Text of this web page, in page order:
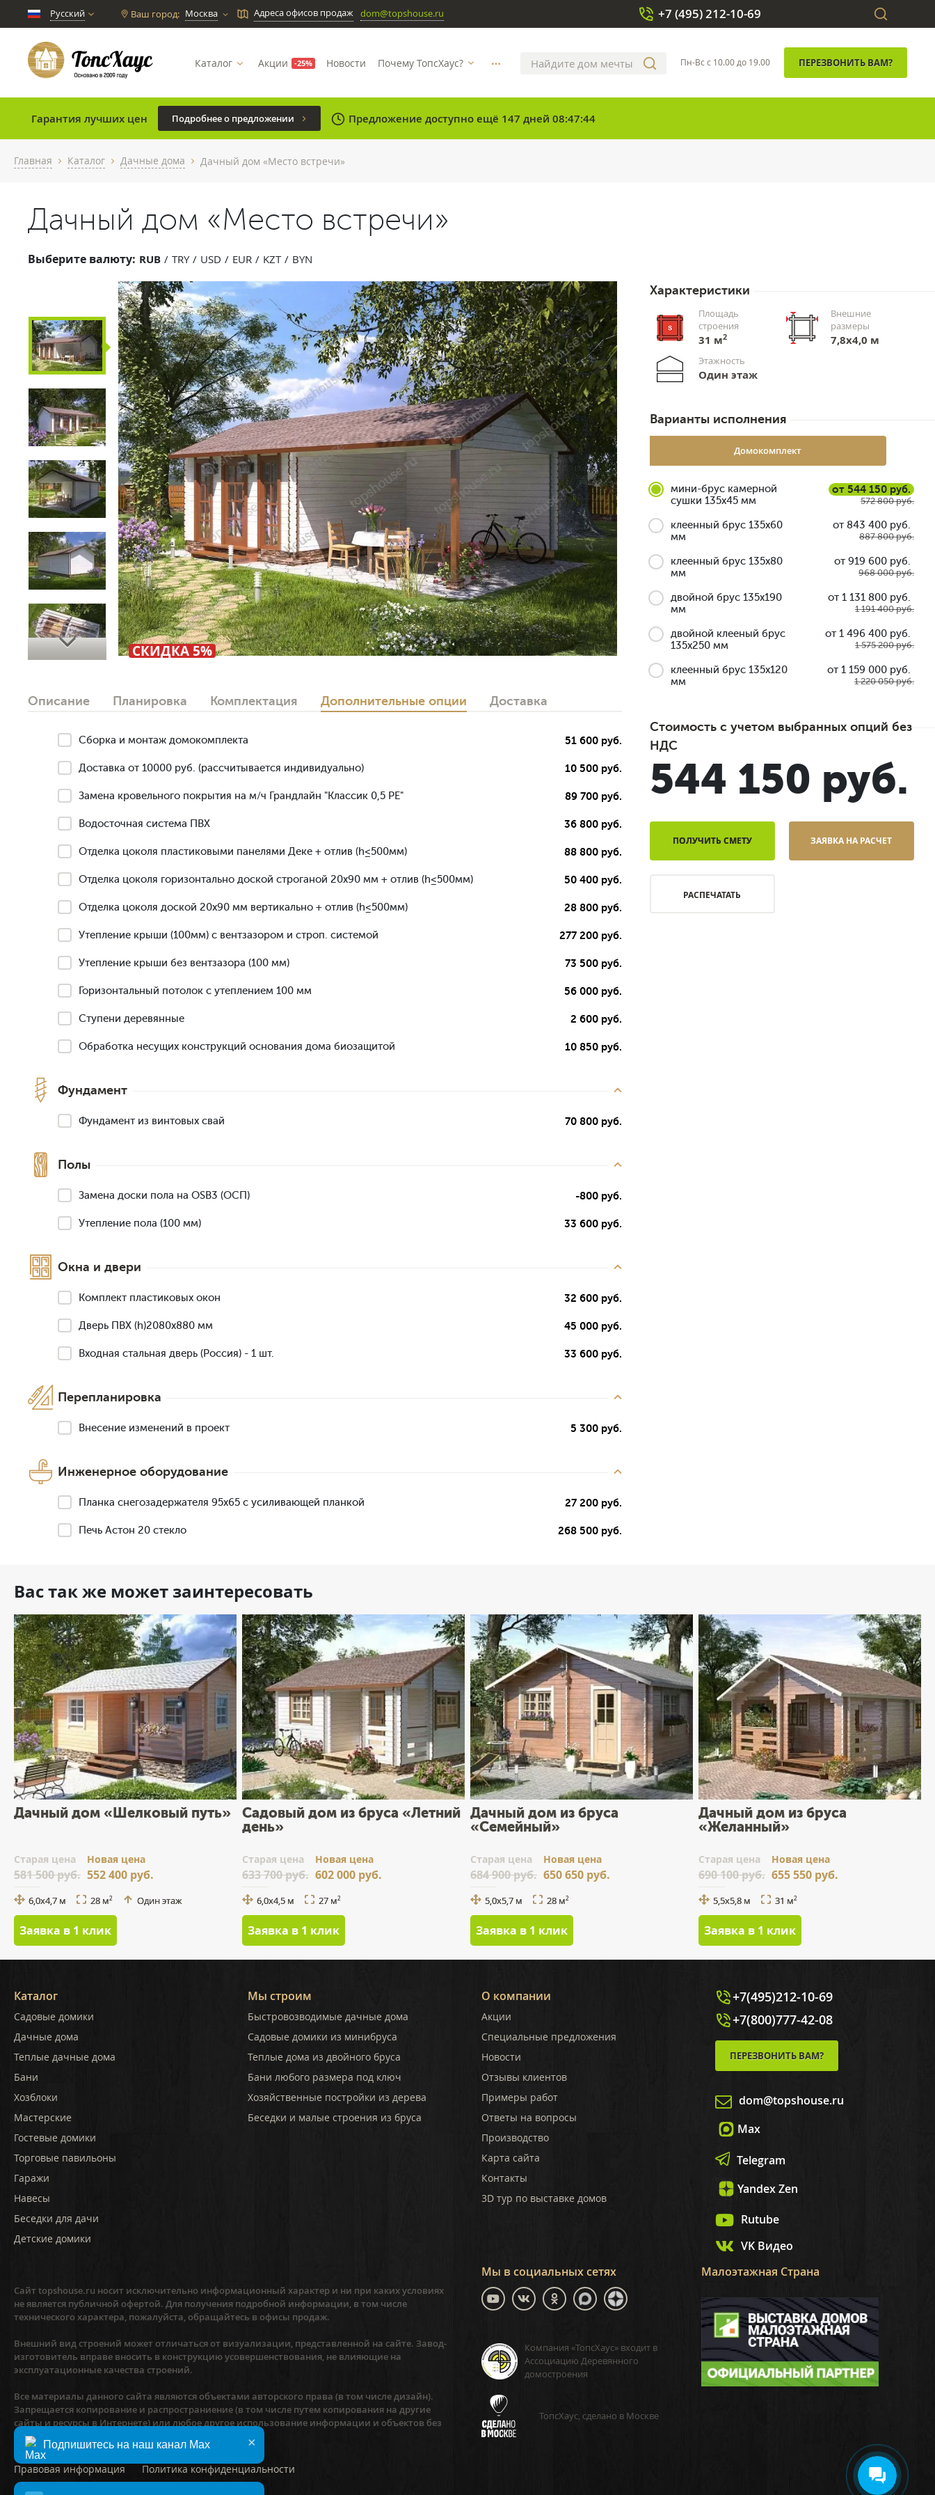
Русский Ваш город: Москва chevron_down Адреса офисов продаж dom@topshouse.ru
Каталог Акции -25% Новости Почему ТопсХаус? more_horizontal
+7 (495) 212-10-69
Пн-Вс с 10.00 до 19.00 ПЕРЕЗВОНИТЬ ВАМ?
Гарантия лучших цен Подробнее о предложении clock Предложение доступно ещё 147 дней 08:47:44
Главная chevron_right Каталог chevron_right Дачные дома chevron_right Дачный дом «Место встречи»
Дачный дом «Место встречи»
Выберите валюту: RUB TRY USD EUR KZT BYN
Next СКИДКА 5%
Описание Планировка Комплектация Дополнительные опции Доставка
Сборка и монтаж домокомплекта 51 600 руб.
Доставка от 10000 руб. (рассчитывается индивидуально) 10 500 руб.
Замена кровельного покрытия на м/ч Грандлайн "Классик 0,5 РЕ" 89 700 руб.
Водосточная система ПВХ 36 800 руб.
Отделка цоколя пластиковыми панелями Деке + отлив (h≤500мм) 88 800 руб.
Отделка цоколя горизонтально доской строганой 20х90 мм + отлив (h≤500мм) 50 400 руб.
Отделка цоколя доской 20х90 мм вертикально + отлив (h≤500мм) 28 800 руб.
Утепление крыши (100мм) с вентзазором и строп. системой 277 200 руб.
Утепление крыши без вентзазора (100 мм) 73 500 руб.
Горизонтальный потолок с утеплением 100 мм 56 000 руб.
Ступени деревянные 2 600 руб.
Обработка несущих конструкций основания дома биозащитой 10 850 руб.
Фундамент
Фундамент из винтовых свай 70 800 руб.
Полы
Замена доски пола на OSB3 (ОСП) -800 руб.
Утепление пола (100 мм) 33 600 руб.
Окна и двери
Комплект пластиковых окон 32 600 руб.
Дверь ПВХ (h)2080х880 мм 45 000 руб.
Входная стальная дверь (Россия) - 1 шт. 33 600 руб.
Перепланировка
Внесение изменений в проект 5 300 руб.
Инженерное оборудование
Планка снегозадержателя 95х65 с усиливающей планкой 27 200 руб.
Печь Астон 20 стекло 268 500 руб.
Характеристики
Площадь
строения
31 м2
Внешние
размеры
7,8х4,0 м
Этажность
Один этаж
Варианты исполнения
Домокомплект
мини-брус камерной
сушки 135x45 мм
от 544 150 руб.
572 800 руб.
клеенный брус 135x60
мм
от 843 400 руб.
887 800 руб.
клеенный брус 135x80
мм
от 919 600 руб.
968 000 руб.
двойной брус 135x190
мм
от 1 131 800 руб.
1 191 400 руб.
двойной клееный брус
135x250 мм
от 1 496 400 руб.
1 575 200 руб.
клеенный брус 135x120
мм
от 1 159 000 руб.
1 220 050 руб.
Стоимость с учетом выбранных опций без
НДС
544 150 руб.
ПОЛУЧИТЬ СМЕТУ ЗАЯВКА НА РАСЧЕТ
РАСПЕЧАТАТЬ
Вас так же может заинтересовать
Дачный дом «Шелковый путь»
Cтарая цена
581 500 руб.
Новая цена
552 400 руб.
6,0x4,7 м 28 м2 Один этаж
Заявка в 1 клик
Садовый дом из бруса «Летний
день»
Cтарая цена
633 700 руб.
Новая цена
602 000 руб.
6,0х4,5 м 27 м2
Заявка в 1 клик
Дачный дом из бруса
«Семейный»
Cтарая цена
684 900 руб.
Новая цена
650 650 руб.
5,0х5,7 м 28 м2
Заявка в 1 клик
Дачный дом из бруса
«Желанный»
Cтарая цена
690 100 руб.
Новая цена
655 550 руб.
5,5х5,8 м 31 м2
Заявка в 1 клик
Каталог
Садовые домики
Дачные дома
Теплые дачные дома
Бани
Хозблоки
Мастерские
Гостевые домики
Торговые павильоны
Гаражи
Навесы
Беседки для дачи
Детские домики
Мы строим
Быстровозводимые дачные дома
Садовые домики из минибруса
Теплые дома из двойного бруса
Бани любого размера под ключ
Хозяйственные постройки из дерева
Беседки и малые строения из бруса
О компании
Акции
Специальные предложения
Новости
Отзывы клиентов
Примеры работ
Ответы на вопросы
Производство
Карта сайта
Контакты
3D тур по выставке домов
+7(495)212-10-69
+7(800)777-42-08
ПЕРЕЗВОНИТЬ ВАМ?
dom@topshouse.ru
Max
Telegram
Yandex Zen
Rutube
VK Видео
Мы в социальных сетях
Компания «ТопсХаус» входит в
Ассоциацию Деревянного
домостроения
ТопсХаус, сделано в Москве
Малоэтажная Страна
Сайт topshouse.ru носит исключительно информационный характер и ни при каких условиях
не является публичной офертой. Для получения подробной информации, в том числе
технического характера, пожалуйста, обращайтесь в офисы продаж.
Внешний вид строений может отличаться от визуализации, представленной на сайте. Завод-
изготовитель вправе вносить в конструкцию усовершенствования, не влияющие на
эксплуатационные качества строений.
Все материалы данного сайта являются объектами авторского права (в том числе дизайн).
Запрещается копирование и распространиение (в том числе путем копирования на другие
сайты и ресурсы в Интернете) или любое другое использование информации и объектов без
предварительного согласия правообладателя.
Правовая информация Политика конфиденциальности
×
Подпишитесь на наш канал Max